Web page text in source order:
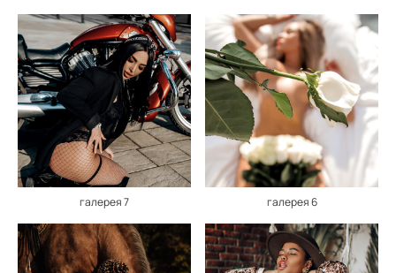
галерея 7 галерея 6